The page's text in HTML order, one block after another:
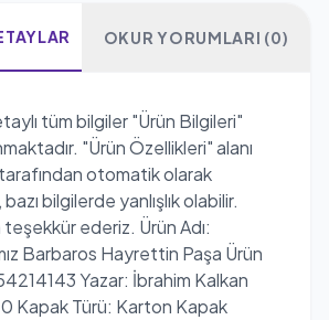
OKUR YORUMLARI (0)
tüm bilgiler "Ürün Bilgileri"
"Ürün Özellikleri" alanı
otomatik olarak
bazı bilgilerde yanlışlık olabilir.
teşekkür ederiz. Ürün Adı:
Barbaros Hayrettin Paşa Ürün
Yazar: İbrahim Kalkan
Kapak Türü: Karton Kapak